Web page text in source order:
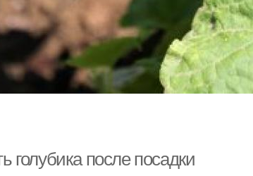
голубика после посадки